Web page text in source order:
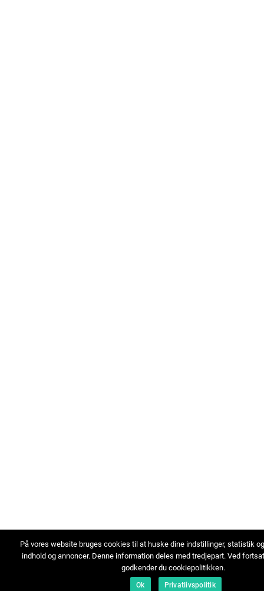
På vores website bruges cookies til at huske dine indstillinger, statistik
indhold og annoncer. Denne information deles med tredjepart. Ved
godkender du cookiepolitikken.
Ok Privatlivspolitik